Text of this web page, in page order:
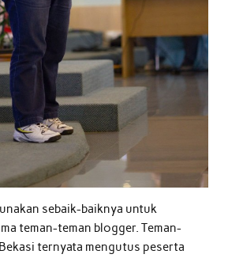
sebaik-baiknya untuk
teman-teman blogger. Teman-
ternyata mengutus peserta